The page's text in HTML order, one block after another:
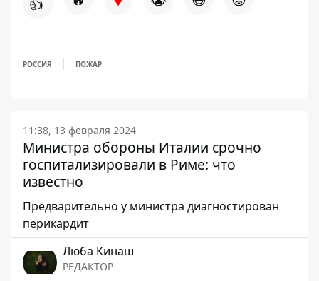
👍
РОССИЯ ПОЖАР
11:38, 13 февраля 2024
Министра обороны Италии срочно
госпитализировали в Риме: что
известно
Предварительно у министра диагностирован
перикардит
Люба Кинаш
РЕДАКТОР